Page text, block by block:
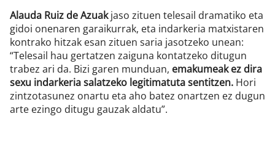
Alauda Ruiz de Azuakjaso zituen telesail dramatiko eta
gidoi onenaren garaikurrak, eta indarkeria matxistaren
kontrako hitzak esan zituen saria jasotzeko unean:
“Telesail hau gertatzen zaiguna kontatzeko ditugun
trabez ari da. Bizi garen munduan, emakumeak ez dira
sexu indarkeria salatzeko legitimatuta sentitzen. Hori
zintzotasunez onartu eta aho batez onartzen ez dugun
arte ezingo ditugu gauzak aldatu”.